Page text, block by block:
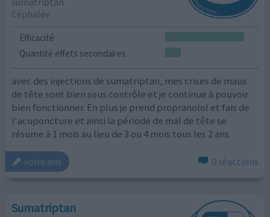
Céphalée
Efficacité
Quantité effets secondaires
avec des injections de sumatriptan, mes crises de maux
de tête sont bien sous contrôle et je continue à pouvoir
bien fonctionner. En plus je prend propranolol et fais de
l'acuponcture et ainsi la période de mal de tête se
résume à 1 mois au lieu de 3 ou 4 mois tous les 2 ans.
votre avis 0 réactions
Sumatriptan